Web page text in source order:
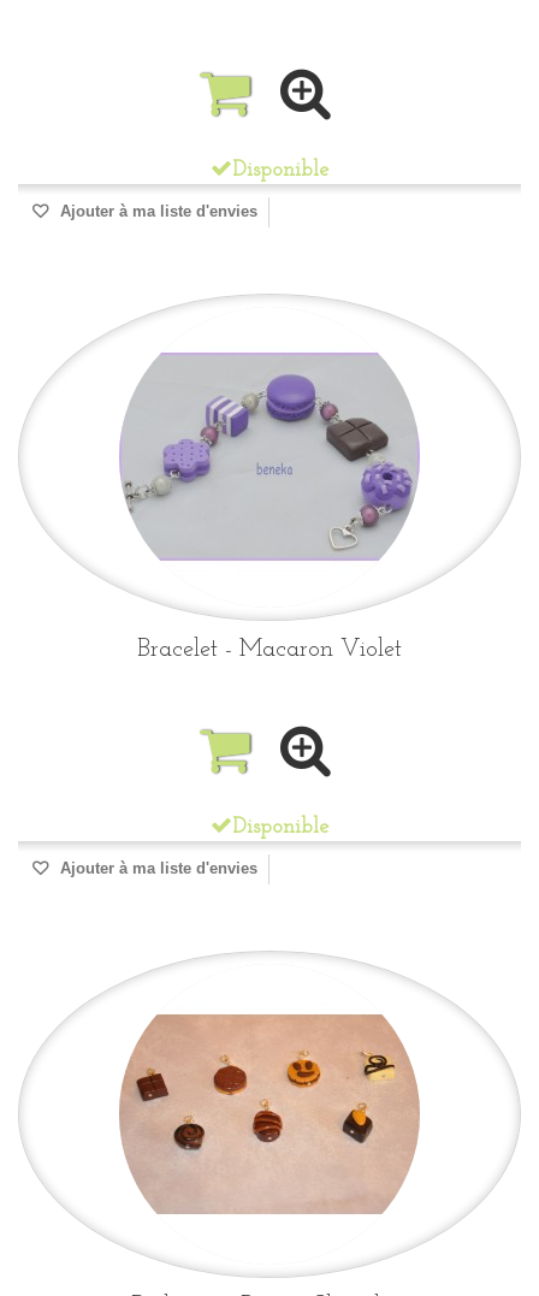
Disponible
Ajouter à ma liste d'envies
Bracelet - Macaron Violet
Disponible
Ajouter à ma liste d'envies